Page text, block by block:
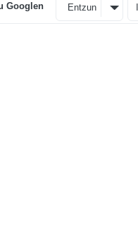
Googlen Entzun